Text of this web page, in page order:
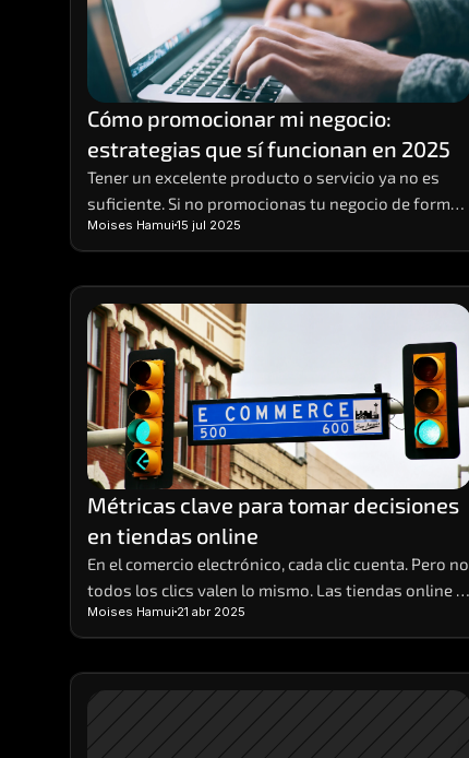
Cómo promocionar mi negocio:
estrategias que sí funcionan en 2025
Tener un excelente producto o servicio ya no es
suficiente. Si no promocionas tu negocio de forma
efectiva, es muy probable que pases desapercibido.
Hoy, competir en entornos digitales requiere una
estrategia sólida, basada en datos, visibilidad
multicanal y contenido relevante.
Moises Hamui 15 jul 2025
Métricas clave para tomar decisiones
en tiendas online
En el comercio electrónico, cada clic cuenta. Pero no
todos los clics valen lo mismo. Las tiendas online
que realmente crecen son aquellas que aprenden a
interpretar los datos detrás de cada visita, compra
o carrito abandonado.
Moises Hamui 21 abr 2025